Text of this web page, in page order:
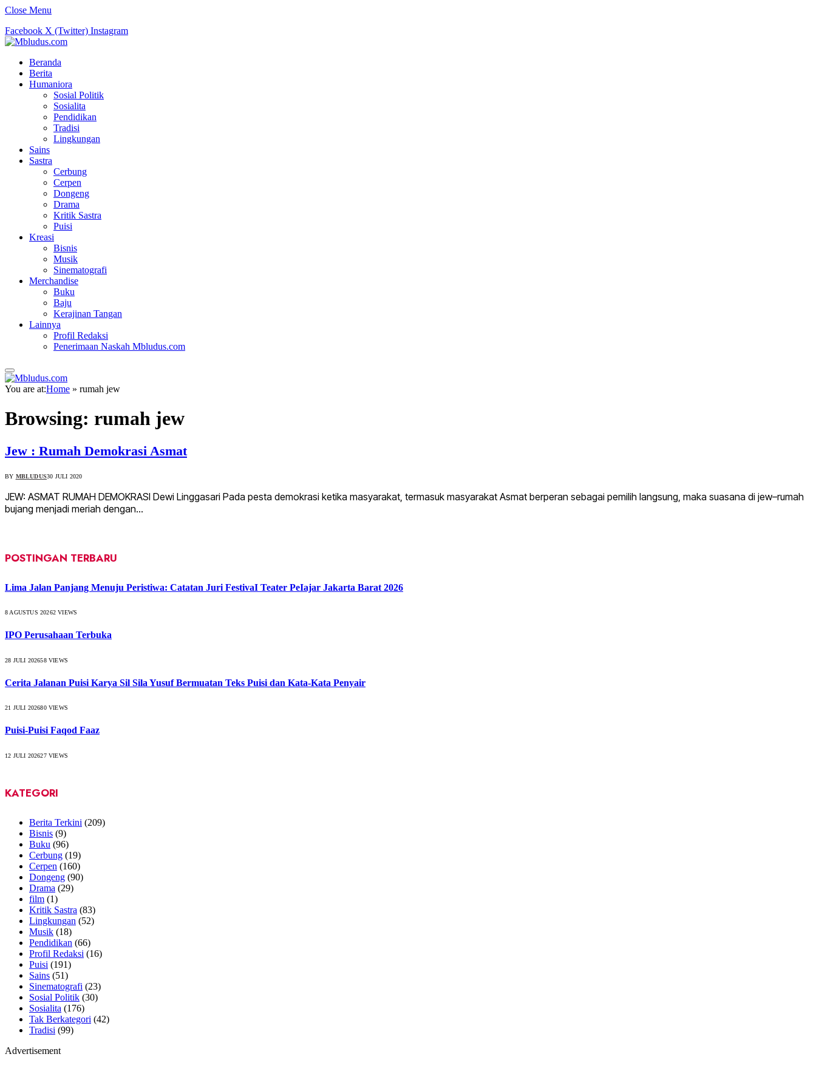
Close Menu
Facebook X (Twitter) Instagram
Beranda
Berita
Humaniora
Sosial Politik
Sosialita
Pendidikan
Tradisi
Lingkungan
Sains
Sastra
Cerbung
Cerpen
Dongeng
Drama
Kritik Sastra
Puisi
Kreasi
Bisnis
Musik
Sinematografi
Merchandise
Buku
Baju
Kerajinan Tangan
Lainnya
Profil Redaksi
Penerimaan Naskah Mbludus.com
You are at:Home » rumah jew
Browsing: rumah jew
Jew : Rumah Demokrasi Asmat
BY MBLUDUS30 JULI 2020
JEW: ASMAT RUMAH DEMOKRASI Dewi Linggasari Pada pesta demokrasi ketika masyarakat, termasuk masyarakat Asmat berperan sebagai pemilih langsung, maka suasana di jew–rumah
bujang menjadi meriah dengan…
POSTINGAN TERBARU
Lima Jalan Panjang Menuju Peristiwa: Catatan Juri FestivaI Teater PeIajar Jakarta Barat 2026
8 AGUSTUS 20262VIEWS
IPO Perusahaan Terbuka
28 JULI 202658VIEWS
Cerita Jalanan Puisi Karya Sil Sila Yusuf Bermuatan Teks Puisi dan Kata-Kata Penyair
21 JULI 202680VIEWS
Puisi-Puisi Faqod Faaz
12 JULI 202627VIEWS
KATEGORI
Berita Terkini (209)
Bisnis (9)
Buku (96)
Cerbung (19)
Cerpen (160)
Dongeng (90)
Drama (29)
film (1)
Kritik Sastra (83)
Lingkungan (52)
Musik (18)
Pendidikan (66)
Profil Redaksi (16)
Puisi (191)
Sains (51)
Sinematografi (23)
Sosial Politik (30)
Sosialita (176)
Tak Berkategori (42)
Tradisi (99)
Advertisement